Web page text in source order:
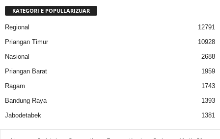
KATEGORI E POPULLARIZUAR
Regional
12791
Priangan Timur
10928
Nasional
2688
Priangan Barat
1959
Ragam
1743
Bandung Raya
1393
Jabodetabek
1381